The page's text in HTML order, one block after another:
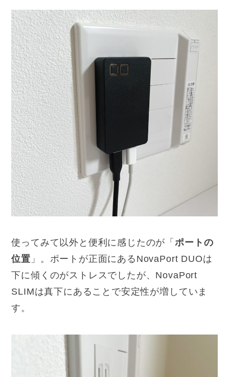
使ってみて以外と便利に感じたのが「ポートの
位置 」。ポートが正面にあるNovaPort DUOは
下に傾くのがストレスでしたが、NovaPort
SLIMは真下にあることで安定性が増していま
す。